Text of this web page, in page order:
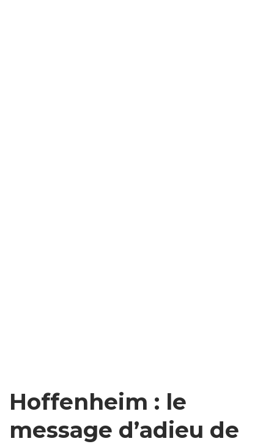
Hoffenheim : le
message d’adieu de